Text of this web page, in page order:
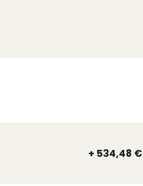
+ 534,48 €